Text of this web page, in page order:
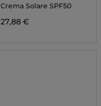
PROTECTION
Crema Solare SPF50
27,88 €